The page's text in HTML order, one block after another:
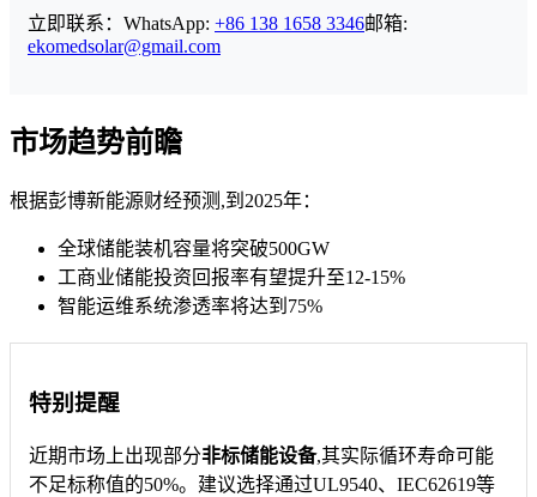
立即联系：WhatsApp: +86 138 1658 3346邮箱:
ekomedsolar@gmail.com
市场趋势前瞻
根据彭博新能源财经预测,到2025年：
全球储能装机容量将突破500GW
工商业储能投资回报率有望提升至12-15%
智能运维系统渗透率将达到75%
特别提醒
近期市场上出现部分非标储能设备,其实际循环寿命可能
不足标称值的50%。建议选择通过UL9540、IEC62619等